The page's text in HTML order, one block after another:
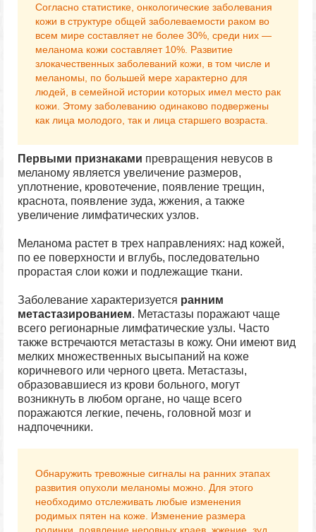
Согласно статистике, онкологические заболевания
кожи в структуре общей заболеваемости раком во
всем мире составляет не более 30%, среди них —
меланома кожи составляет 10%. Развитие
злокачественных заболеваний кожи, в том числе и
меланомы, по большей мере характерно для
людей, в семейной истории которых имел место рак
кожи. Этому заболеванию одинаково подвержены
как лица молодого, так и лица старшего возраста.
Первыми признаками превращения невусов в
меланому является увеличение размеров,
уплотнение, кровотечение, появление трещин,
краснота, появление зуда, жжения, а также
увеличение лимфатических узлов.
Меланома растет в трех направлениях: над кожей,
по ее поверхности и вглубь, последовательно
прорастая слои кожи и подлежащие ткани.
Заболевание характеризуется ранним
метастазированием. Метастазы поражают чаще
всего регионарные лимфатические узлы. Часто
также встречаются метастазы в кожу. Они имеют вид
мелких множественных высыпаний на коже
коричневого или черного цвета. Метастазы,
образовавшиеся из крови больного, могут
возникнуть в любом органе, но чаще всего
поражаются легкие, печень, головной мозг и
надпочечники.
Обнаружить тревожные сигналы на ранних этапах
развития опухоли меланомы можно. Для этого
необходимо отслеживать любые изменения
родимых пятен на коже. Изменение размера